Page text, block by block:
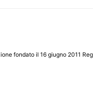
fondato il 16 giugno 2011